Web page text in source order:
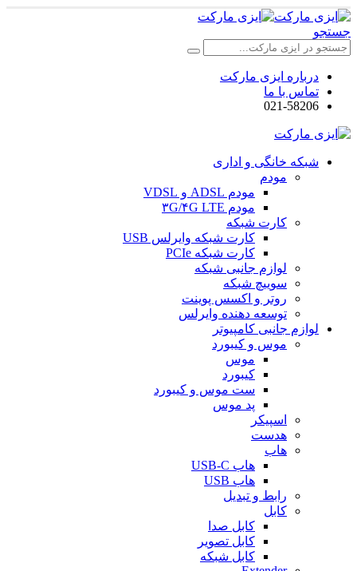
جستجو
درباره ایزی مارکت
تماس با ما
021-58206
شبکه خانگی و اداری
مودم
مودم ADSL و VDSL
مودم ۳G/۴G LTE
کارت شبکه
کارت شبکه وایرلس USB
کارت شبکه PCIe
لوازم جانبی شبکه
سوییچ شبکه
روتر و اکسس پوینت
توسعه دهنده وایرلس
لوازم جانبی کامپیوتر
موس و کیبورد
موس
کیبورد
ست موس و کیبورد
پد موس
اسپیکر
هدست
هاب
هاب USB-C
هاب USB
رابط و تبدیل
کابل
کابل صدا
کابل تصویر
کابل شبکه